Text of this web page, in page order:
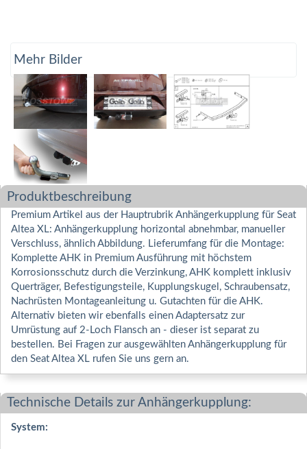
Mehr Bilder
Produktbeschreibung
Premium Artikel aus der Hauptrubrik Anhängerkupplung für Seat
Altea XL: Anhängerkupplung horizontal abnehmbar, manueller
Verschluss, ähnlich Abbildung. Lieferumfang für die Montage:
Komplette AHK in Premium Ausführung mit höchstem
Korrosionsschutz durch die Verzinkung, AHK komplett inklusiv
Querträger, Befestigungsteile, Kupplungskugel, Schraubensatz,
Nachrüsten Montageanleitung u. Gutachten für die AHK.
Alternativ bieten wir ebenfalls einen Adaptersatz zur
Umrüstung auf 2-Loch Flansch an - dieser ist separat zu
bestellen. Bei Fragen zur ausgewählten Anhängerkupplung für
den Seat Altea XL rufen Sie uns gern an.
Technische Details zur Anhängerkupplung:
System: